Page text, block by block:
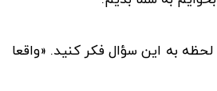
به این سؤال فکر کنید. «واقعا